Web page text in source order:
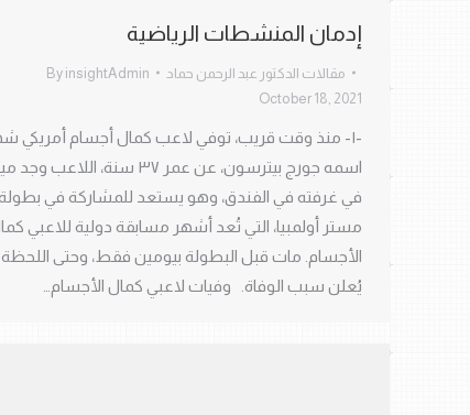
إدمان المنشطات الرياضية
مقالات الدكتور عبد الرحمن حماد By insightAdmin
October 18, 2021
-١- منذ وقت قريب، توفي لاعب كمال أجسام أمريكي
اسمه جورج بيترسون، عن عمر ٣٧ سنة، اللاعب وجد
في غرفته في الفندق، وهو يستعد للمشاركة في
مستر أولمبيا، التي تُعد أشهر مسابقة دولية للاعبي
الأجسام. مات قبل البطولة بيومين فقط، وحتى اللحظة
يُعلن سبب الوفاة. وفيات لاعبي كمال الأجسام…